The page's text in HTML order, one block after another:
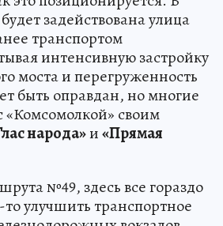
задействована улица
транспортом
интенсивную застройку
моста и перегруженность
быть оправдан, но многие
«Комсомолкой» своим
народа»и«Прямая
№49, здесь все гораздо
улучшить транспортное